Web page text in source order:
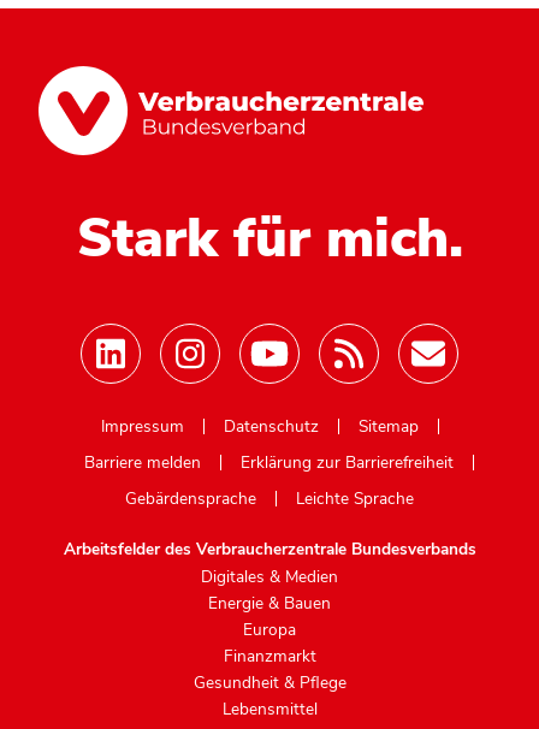
Stark für mich.
Impressum
Datenschutz
Sitemap
Barriere melden
Erklärung zur Barrierefreiheit
Gebärdensprache
Leichte Sprache
Arbeitsfelder des Verbraucherzentrale Bundesverbands
Digitales & Medien
Energie & Bauen
Europa
Finanzmarkt
Gesundheit & Pflege
Lebensmittel